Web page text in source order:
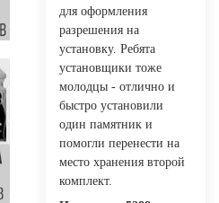
для оформления
разрешения на
установку. Ребята
установщики тоже
молодцы - отлично и
быстро установили
один памятник и
помогли перенести на
место хранения второй
комплект.